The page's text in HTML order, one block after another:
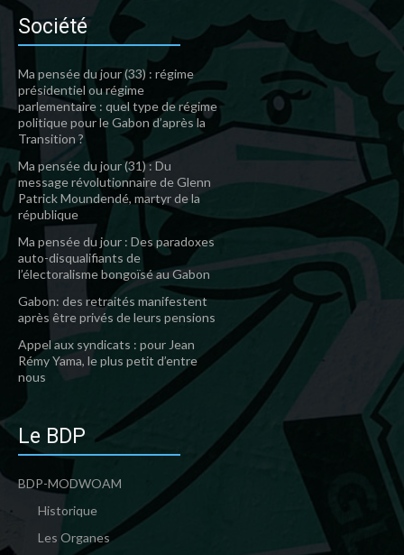
Société
Ma pensée du jour (33) : régime
présidentiel ou régime
parlementaire : quel type de régime
politique pour le Gabon d’après la
Transition ?
Ma pensée du jour (31) : Du
message révolutionnaire de Glenn
Patrick Moundendé, martyr de la
république
Ma pensée du jour : Des paradoxes
auto-disqualifiants de
l’électoralisme bongoïsé au Gabon
Gabon: des retraités manifestent
après être privés de leurs pensions
Appel aux syndicats : pour Jean
Rémy Yama, le plus petit d’entre
nous
Le BDP
BDP-MODWOAM
Historique
Les Organes